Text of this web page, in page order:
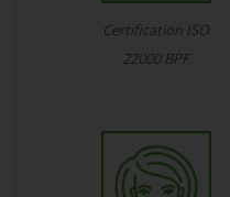
Certification ISO
22000 BPF